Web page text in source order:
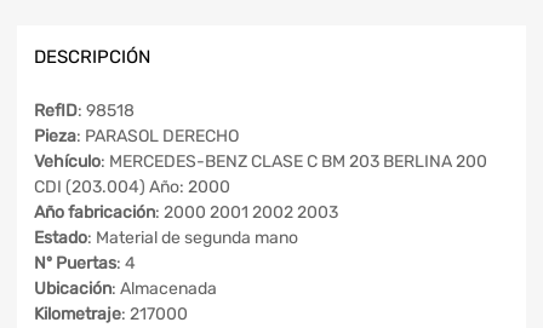
DESCRIPCIÓN
RefID: 98518
Pieza: PARASOL DERECHO
Vehículo: MERCEDES-BENZ CLASE C BM 203 BERLINA 200
CDI (203.004) Año: 2000
Año fabricación: 2000 2001 2002 2003
Estado: Material de segunda mano
Nº Puertas: 4
Ubicación: Almacenada
Kilometraje: 217000